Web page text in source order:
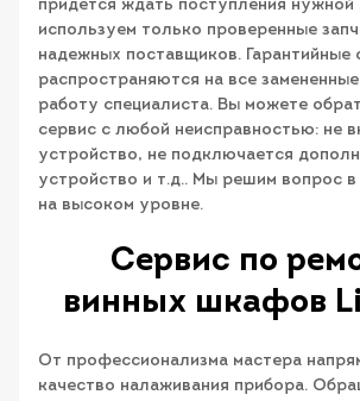
придется ждать поступления
используем только проверенные
надежных поставщиков. Гарантийные
распространяются на все
работу специалиста. Вы можете
сервис с любой неисправностью: не
устройство, не подключается
устройство и т.д.. Мы решим вопрос
на высоком уровне.
Сервис по
винных шкафов
От профессионализма мастера
качество налаживания прибора.